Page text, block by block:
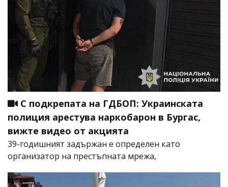
С подкрепата на ГДБОП: Украинската
полиция арестува наркобарон в Бургас,
вижте видео от акцията
39-годишният задържан е определен като
организатор на престъпната мрежа,